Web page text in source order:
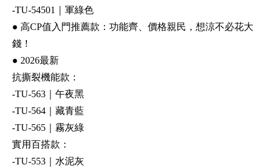
-TU-54501｜軍綠色
● 高CP值入門推薦款：功能齊、價格親民，想涼不必花大
錢！
● 2026最新
抗撕裂機能款：
-TU-563｜午夜黑
-TU-564｜藏青藍
-TU-565｜霧灰綠
實用百搭款：
-TU-553｜水泥灰